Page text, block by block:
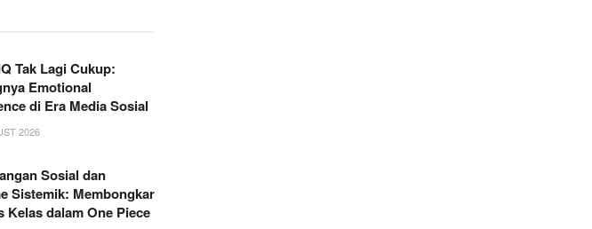
Tak Lagi Cukup:
Emotional
di Era Media Sosial
2026
Sosial dan
Sistemik: Membongkar
Kelas dalam One Piece